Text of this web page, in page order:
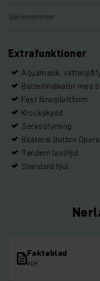
Serienummer
Extrafunktioner
Aquamatik,
Batteriindikator med
Fast förarplattform
Krockskydd
Servostyrning
Bilateral Button
Tandem lasthjul
Standard hjul
Faktablad
PDF